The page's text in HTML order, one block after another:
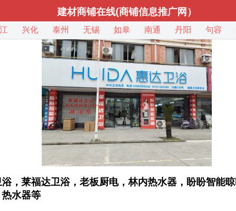
建材商铺在线(商铺信息推广网）
兴化 泰州 无锡 如皋 南通 丹阳 句容
，莱福达卫浴，老板厨电，林内热水器，盼盼智能
水器等